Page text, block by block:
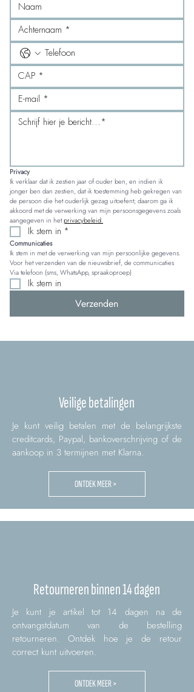
Privacy
Ik verklaar dat ik zestien jaar of ouder ben, en indien ik
jonger ben dan zestien, dat ik toestemming heb gekregen van
de persoon die het ouderlijk gezag uitoefent; daarom ga ik
akkoord met de verwerking van mijn persoonsgegevens zoals
aangegeven in het privacybeleid.
Ik stem in *
Communicaties
Ik stem in met de verwerking van mijn persoonlijke gegevens.
Voor het verzenden van de nieuwsbrief, de communicaties
Via telefoon (sms, WhatsApp, spraakoproep)
Ik stem in
Verzenden
Veilige betalingen
Je kunt veilig betalen met de belangrijkste
creditcards, Paypal, bankoverschrijving of de
aankoop in 3 termijnen met Klarna.
ONTDEK MEER >
Retourneren binnen 14 dagen
Je kunt je artikel tot 14 dagen na de
ontvangstdatum van de bestelling
retourneren. Ontdek hoe je de retour
correct kunt uitvoeren.
ONTDEK MEER >